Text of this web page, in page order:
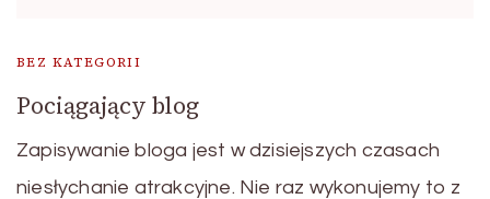
BEZ KATEGORII
Pociągający blog
Zapisywanie bloga jest w dzisiejszych czasach
niesłychanie atrakcyjne. Nie raz wykonujemy to z